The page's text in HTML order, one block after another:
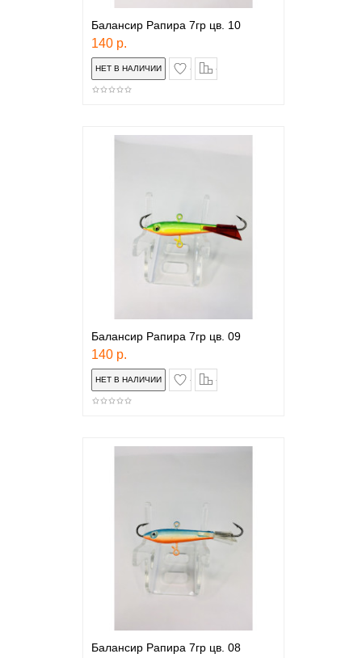
Балансир Рапира 7гр цв. 10
140 р.
в закладки
Балансир Рапира 7гр цв. 09
140 р.
в закладки
Балансир Рапира 7гр цв. 08